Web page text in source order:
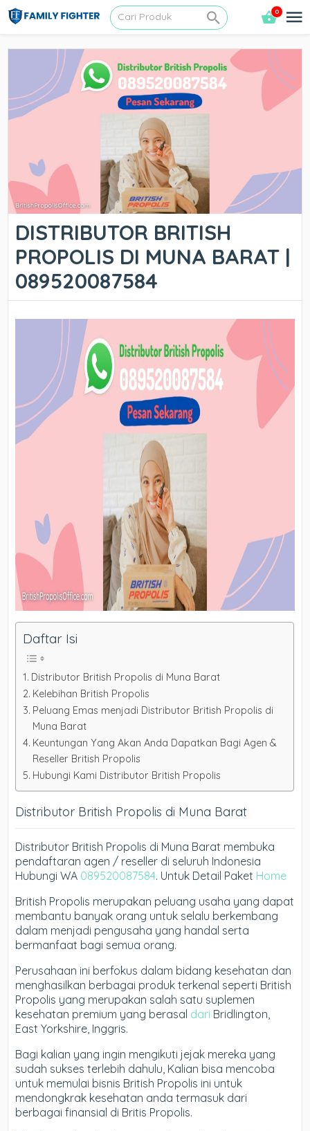
0
DISTRIBUTOR BRITISH
PROPOLIS DI MUNA BARAT |
089520087584
Daftar Isi
Distributor British Propolis di Muna Barat
Kelebihan British Propolis
Peluang Emas menjadi Distributor British Propolis di
Muna Barat
Keuntungan Yang Akan Anda Dapatkan Bagi Agen &
Reseller British Propolis
Hubungi Kami Distributor British Propolis
Distributor British Propolis di Muna Barat
Distributor British Propolis di Muna Barat membuka
pendaftaran agen / reseller di seluruh Indonesia
Hubungi WA 089520087584. Untuk Detail Paket Home
British Propolis merupakan peluang usaha yang dapat
membantu banyak orang untuk selalu berkembang
dalam menjadi pengusaha yang handal serta
bermanfaat bagi semua orang.
Perusahaan ini berfokus dalam bidang kesehatan dan
menghasilkan berbagai produk terkenal seperti British
Propolis yang merupakan salah satu suplemen
kesehatan premium yang berasal dari Bridlington,
East Yorkshire, Inggris.
Bagi kalian yang ingin mengikuti jejak mereka yang
sudah sukses terlebih dahulu, Kalian bisa mencoba
untuk memulai bisnis British Propolis ini untuk
mendongkrak kesehatan anda termasuk dari
berbagai finansial di Britis Propolis.